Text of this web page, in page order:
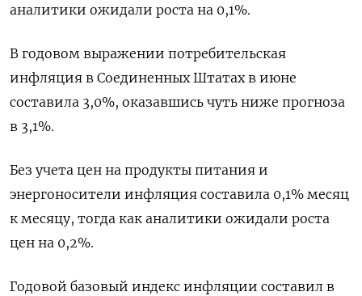
аналитики ожидали роста на 0,1%.
В годовом выражении потребительская
инфляция в Соединенных Штатах в июне
составила 3,0%, оказавшись чуть ниже прогноза
в 3,1%.
Без учета цен на продукты питания и
энергоносители инфляция составила 0,1% месяц
к месяцу, тогда как аналитики ожидали роста
цен на 0,2%.
Годовой базовый индекс инфляции составил в